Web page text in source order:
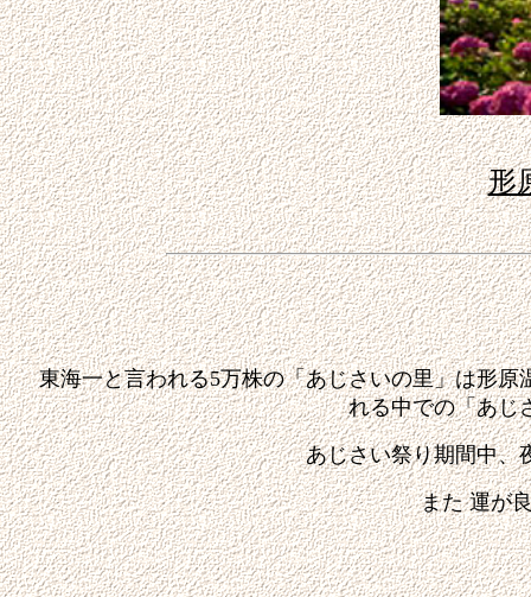
形
東海一と言われる5万株の「あじさいの里」は形原
れる中での「あじ
あじさい祭り期間中、
また 運が